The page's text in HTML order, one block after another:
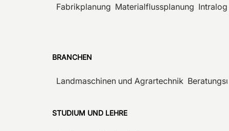
Fabrikplanung Materialflussplanung
BRANCHEN
Landmaschinen und Agrartechnik
STUDIUM UND LEHRE